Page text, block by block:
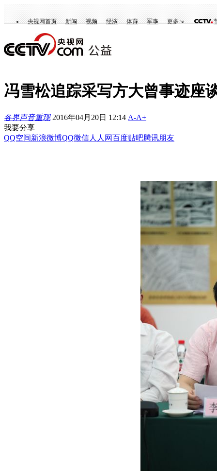
央视网首页 新闻 视频 经济 体育 军事 更多
冯雪松追踪采写方大曾事迹座
各界声音重现 2016年04月20日 12:14 A-A+
我要分享
QQ空间新浪微博QQ微信人人网百度贴吧腾讯朋友